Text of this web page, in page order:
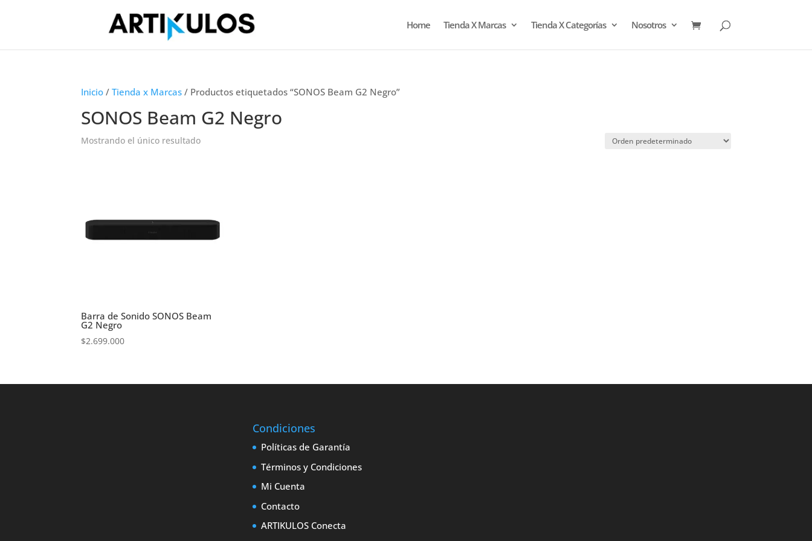
Home Tienda X Marcas Tienda X Categorías Nosotros
Inicio /Tienda x Marcas / Productos etiquetados “SONOS Beam G2 Negro”
SONOS Beam G2 Negro
Mostrando el único resultado
Barra de Sonido SONOS Beam
G2 Negro
$2.699.000
Condiciones
Políticas de Garantía
Términos y Condiciones
Mi Cuenta
Contacto
ARTIKULOS Conecta